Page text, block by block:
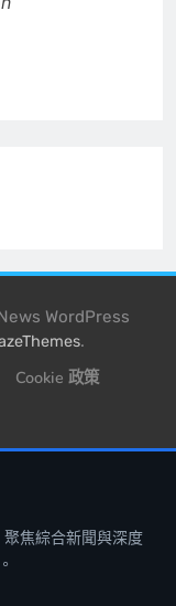
WordPress
.
Cookie 政策
焦綜合新聞與深度